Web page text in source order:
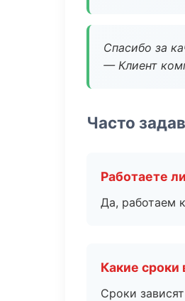
Спасибо за
— Клиент
Часто
Работаете
Да, работаем
Какие сроки
Сроки